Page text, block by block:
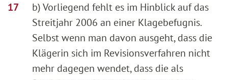
b) Vorliegend fehlt es im Hinblick auf das
Streitjahr 2006 an einer Klagebefugnis.
Selbst wenn man davon ausgeht, dass die
Klägerin sich im Revisionsverfahren nicht
mehr dagegen wendet, dass die als